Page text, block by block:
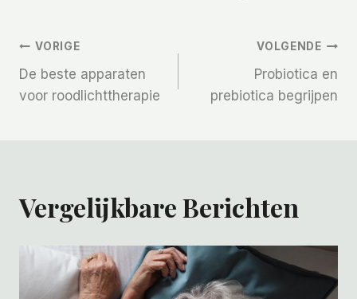
Bericht
Navigatie
VORIGE
De beste apparaten
voor roodlichttherapie
VOLGENDE
Probiotica en
prebiotica begrijpen
Vergelijkbare Berichten